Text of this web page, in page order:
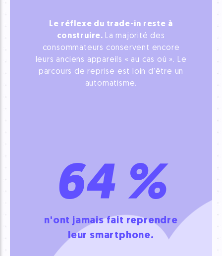
Le réflexe du trade-in reste à
construire. La majorité des
consommateurs conservent encore
leurs anciens appareils « au cas où ». Le
parcours de reprise est loin d’être un
automatisme.
64 %
n'ont jamais fait reprendre
leur smartphone.